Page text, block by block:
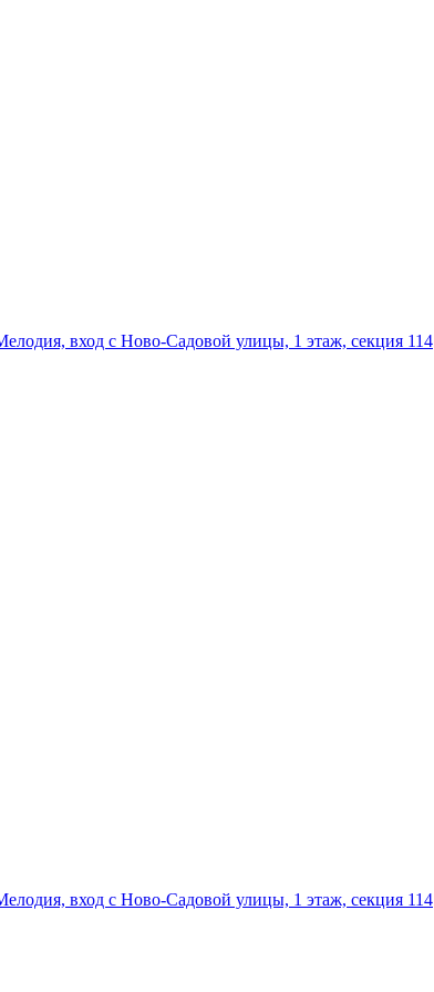
вход с Ново-Садовой улицы, 1 этаж, секция 114
вход с Ново-Садовой улицы, 1 этаж, секция 114